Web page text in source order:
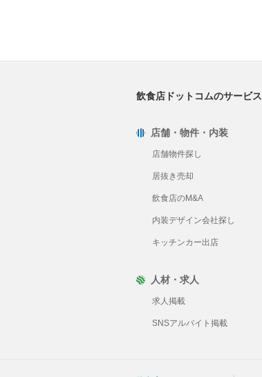
飲食店ドットコムのサービス
店舗・物件・内装
店舗物件探し
居抜き売却
飲食店のM&A
内装デザイン会社探し
キッチンカー出店
人材・求人
求人掲載
SNSアルバイト掲載